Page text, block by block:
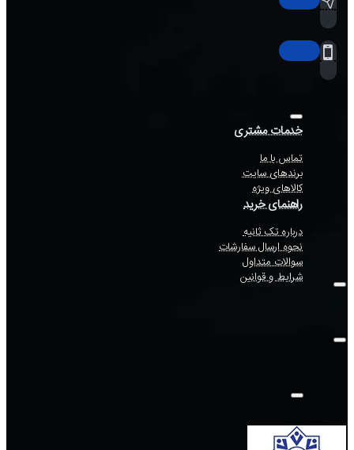
خدمات مشتری
تماس با ما
برندهای سایت
کالاهای ویژه
راهنمای خرید
درباره تک ثانیه
نحوه ارسال سفارشات
سوالات متداول
شرایط و قوانین